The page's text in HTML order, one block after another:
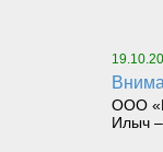
ООО
Илыч